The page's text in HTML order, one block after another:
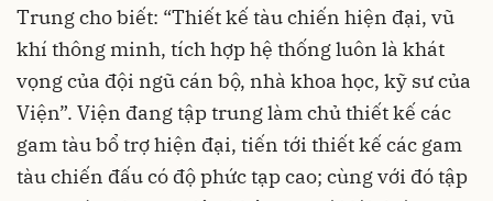
Trung cho biết: “Thiết kế tàu chiến hiện đại, vũ
khí thông minh, tích hợp hệ thống luôn là khát
vọng của đội ngũ cán bộ, nhà khoa học, kỹ sư của
Viện”. Viện đang tập trung làm chủ thiết kế các
gam tàu bổ trợ hiện đại, tiến tới thiết kế các gam
tàu chiến đấu có độ phức tạp cao; cùng với đó tập